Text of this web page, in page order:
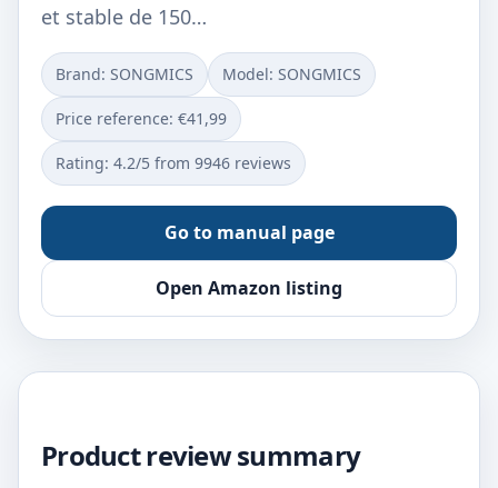
et stable de 150…
Brand: SONGMICS Model: ‎SONGMICS
Price reference: €41,99
Rating: 4.2/5 from 9946 reviews
Go to manual page
Open Amazon listing
Product review summary